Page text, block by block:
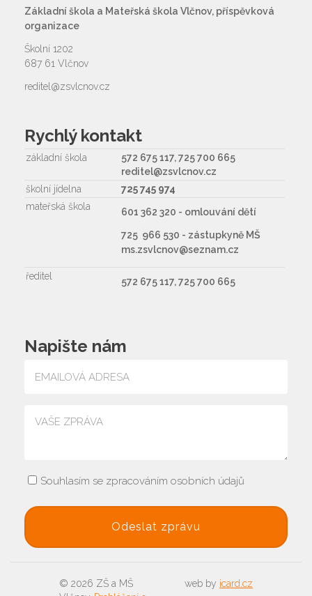
Základní škola a Mateřská škola Vlčnov, příspěvková
organizace
Školní 1202
687 61 Vlčnov
reditel@zsvlcnov.cz
Rychlý kontakt
základní škola
572 675 117, 725 700 665
reditel@zsvlcnov.cz
školní jídelna
725 745 974
mateřská škola
601 362 320 - omlouvání dětí
725 966 530 - zástupkyně MŠ
ms.zsvlcnov@seznam.cz
ředitel 572 675 117, 725 700 665
Napište nám
Souhlasím se zpracováním osobních údajů
© 2026 ZŠ a MŠ
web by icard.cz